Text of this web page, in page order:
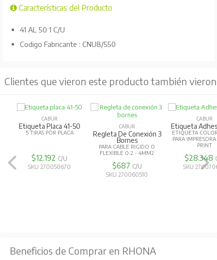
Características del Producto
41 AL 50 1 C/U
Codigo Fabricante : CNU8/550
Clientes que vieron este producto también vieron
CABUR
Etiqueta Placa 41-50
5 TIRAS POR PLACA
$12.192 C/U
SKU 270050670
CABUR
Regleta De Conexión 3
Bornes
PARA CABLE RIGIDO O
FLEXIBLE 0.2 - 4MM2
$687 C/U
SKU 270060510
CABUR
Etiqueta
ETIQUETA
PARA
PRINT
$28.348
SKU
Beneficios de Comprar en RHONA